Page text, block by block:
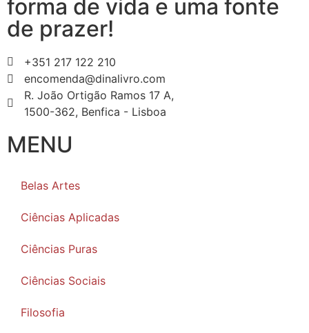
forma de vida e uma fonte
de prazer!
+351 217 122 210
encomenda@dinalivro.com
R. João Ortigão Ramos 17 A,
1500-362, Benfica - Lisboa
MENU
Belas Artes
Ciências Aplicadas
Ciências Puras
Ciências Sociais
Filosofia